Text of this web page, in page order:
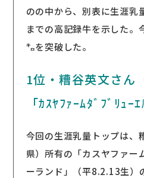
のの中から、別表に生涯乳
までの高記録牛を示した。
㌔を突破した。
1位・糟谷英文さん
「ｶｽﾔﾌｧｰﾑﾀﾞﾌﾞﾘｭｰｴ
今回の生涯乳量トップは、
県）所有の「カスヤファー
ーランド」（平8.2.13生）